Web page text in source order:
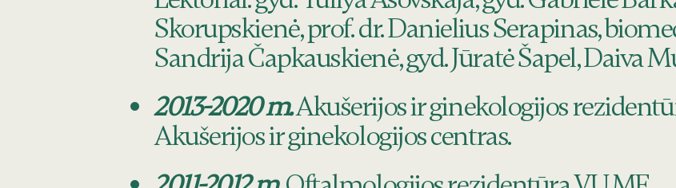
Skorupskienė, prof. dr. Danielius Serapinas,
Sandrija Čapkauskienė, gyd. Jūratė Šapel, Daiva
2013-2020 m.Akušerijos ir ginekologijos
Akušerijos ir ginekologijos centras.